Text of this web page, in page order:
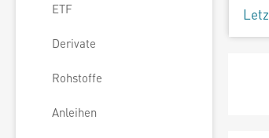
ETF
Derivate
Rohstoffe
Anleihen